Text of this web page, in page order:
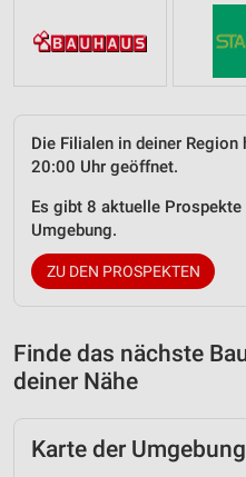
Die Filialen in deiner
20:00 Uhr geöffnet.
Es gibt 8 aktuelle
Umgebung.
ZU DEN PROSPEKTEN
Finde das nächste
deiner Nähe
Karte der